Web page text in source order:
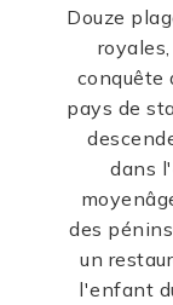
Douze
conquête
pays de
dans
des
un
l'enfant